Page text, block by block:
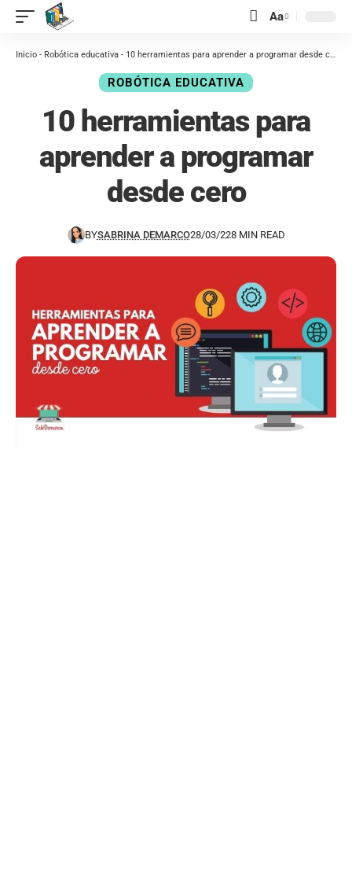
contenido Aa
Inicio - Robótica educativa - 10 herramientas para aprender a programar desde cero
ROBÓTICA EDUCATIVA
10 herramientas para
aprender a programar
desde cero
BYSABRINA DEMARCO28/03/228 MIN READ